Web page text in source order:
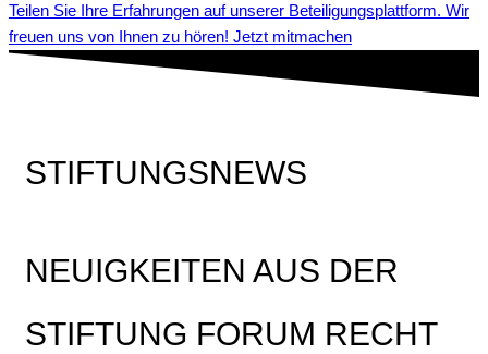
Teilen Sie Ihre Erfahrungen auf unserer Beteiligungsplattform. Wir
freuen uns von Ihnen zu hören! Jetzt mitmachen
STIFTUNGSNEWS
NEUIGKEITEN AUS DER
STIFTUNG FORUM RECHT